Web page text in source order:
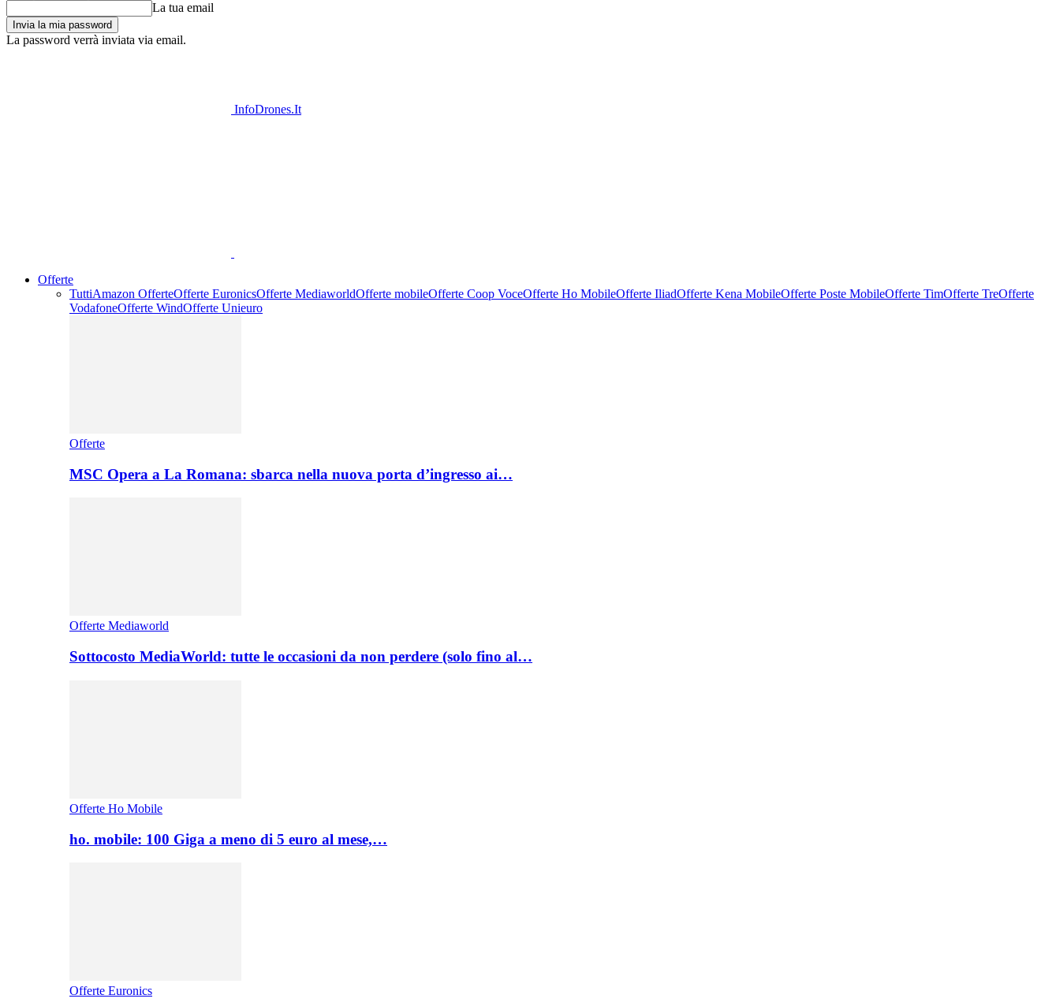
La tua email
La password verrà inviata via email.
InfoDrones.It
Offerte
TuttiAmazon OfferteOfferte EuronicsOfferte MediaworldOfferte mobileOfferte Coop VoceOfferte Ho MobileOfferte IliadOfferte Kena MobileOfferte Poste MobileOfferte TimOfferte TreOfferte
VodafoneOfferte WindOfferte Unieuro
Offerte
MSC Opera a La Romana: sbarca nella nuova porta d’ingresso ai…
Offerte Mediaworld
Sottocosto MediaWorld: tutte le occasioni da non perdere (solo fino al…
Offerte Ho Mobile
ho. mobile: 100 Giga a meno di 5 euro al mese,…
Offerte Euronics